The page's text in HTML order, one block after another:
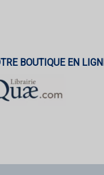
BOUTIQUE EN